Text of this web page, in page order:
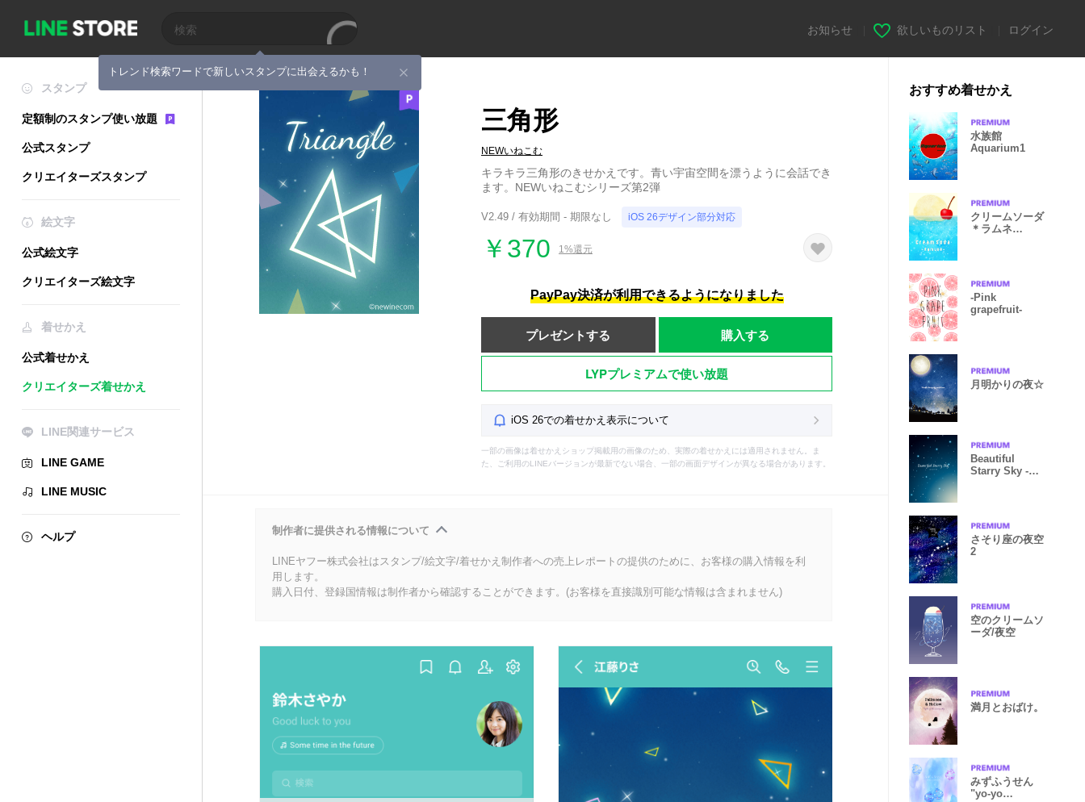
トレンド検索ワードで新しいスタンプに出会えるかも！
お知らせ 欲しいものリスト ログイン
スタンプ
定額制のスタンプ使い放題
公式スタンプ
クリエイターズスタンプ
絵文字
公式絵文字
クリエイターズ絵文字
着せかえ
公式着せかえ
クリエイターズ着せかえ
LINE関連サービス
LINE GAME
LINE MUSIC
ヘルプ
三角形
NEWいねこむ
キラキラ三角形のきせかえです。青い宇宙空間を漂うように会話でき
ます。NEWいねこむシリーズ第2弾
V2.49 / 有効期間 - 期限なし iOS 26デザイン部分対応
￥370 1%還元
PayPay決済が利用できるようになりました
プレゼントする 購入する
LYPプレミアムで使い放題
iOS 26での着せかえ表示について
一部の画像は着せかえショップ掲載用の画像のため、実際の着せかえには適用されません。ま
た、ご利用のLINEバージョンが最新でない場合、一部の画面デザインが異なる場合があります。
制作者に提供される情報について
LINEヤフー株式会社はスタンプ/絵文字/着せかえ制作者への売上レポートの提供のために、お客様の購入情報を利
用します。
購入日付、登録国情報は制作者から確認することができます。(お客様を直接識別可能な情報は含まれません)
おすすめ着せかえ
水族館
Aquarium1
クリームソーダ
＊ラムネ
-Pink
grapefruit-
月明かりの夜☆
Beautiful
Starry Sky -
さそり座の夜空
2
空のクリームソ
ーダ/夜空
満月とおばけ。
みずふうせん
"yo-yo